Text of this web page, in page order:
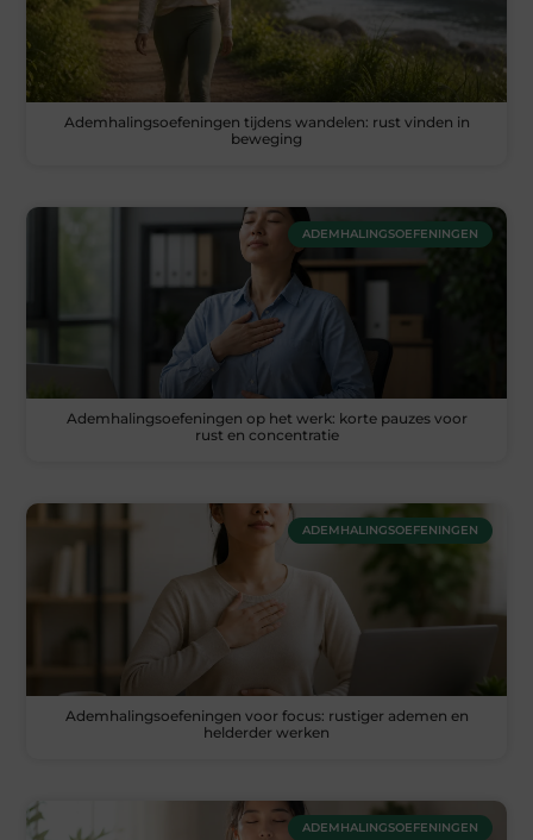
Ademhalingsoefeningen tijdens wandelen: rust vinden in
beweging
ADEMHALINGSOEFENINGEN
Ademhalingsoefeningen op het werk: korte pauzes voor
rust en concentratie
ADEMHALINGSOEFENINGEN
Ademhalingsoefeningen voor focus: rustiger ademen en
helderder werken
ADEMHALINGSOEFENINGEN